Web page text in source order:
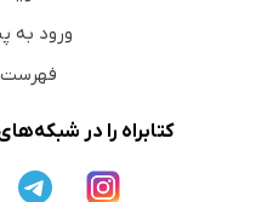
ورود به
فهرست
کتابراه را در